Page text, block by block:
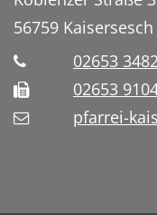
56759 Kaisersesch
02653 3482
02653
pfarrei-